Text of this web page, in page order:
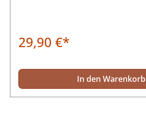
29,90 €*
In den Warenkorb